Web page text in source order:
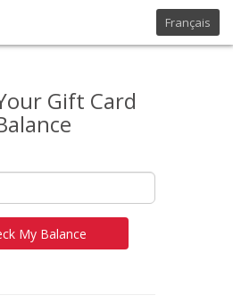
Français
Gift Card
My Balance